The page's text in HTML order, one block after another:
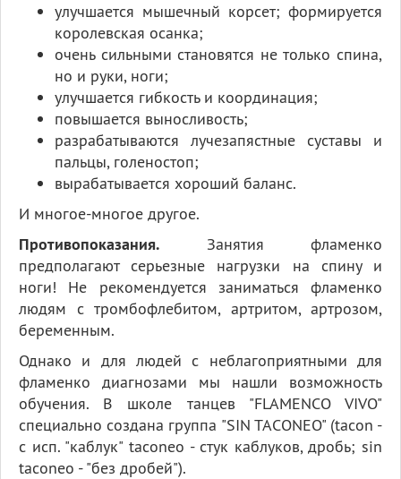
улучшается мышечный корсет; формируется
королевская осанка;
очень сильными становятся не только спина,
но и руки, ноги;
улучшается гибкость и координация;
повышается выносливость;
разрабатываются лучезапястные суставы и
пальцы, голеностоп;
вырабатывается хороший баланс.
И многое-многое другое.
Противопоказания. Занятия фламенко
предполагают серьезные нагрузки на спину и
ноги! Не рекомендуется заниматься фламенко
людям с тромбофлебитом, артритом, артрозом,
беременным.
Однако и для людей с неблагоприятными для
фламенко диагнозами мы нашли возможность
обучения. В школе танцев "FLAMENCO VIVO"
специально создана группа "SIN TACONEO" (tacon -
с исп. "каблук" taconeo - стук каблуков, дробь; sin
taconeo - "без дробей").